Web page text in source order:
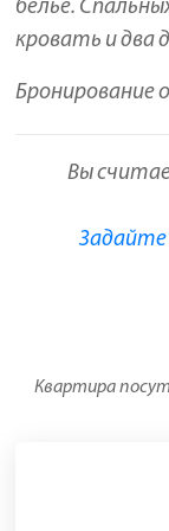
белье.
кровать и два
Бронирование
Вы
Задайте
Квартира